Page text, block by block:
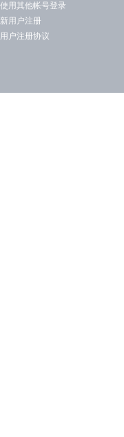
使用其他帐号登录
新用户注册
用户注册协议